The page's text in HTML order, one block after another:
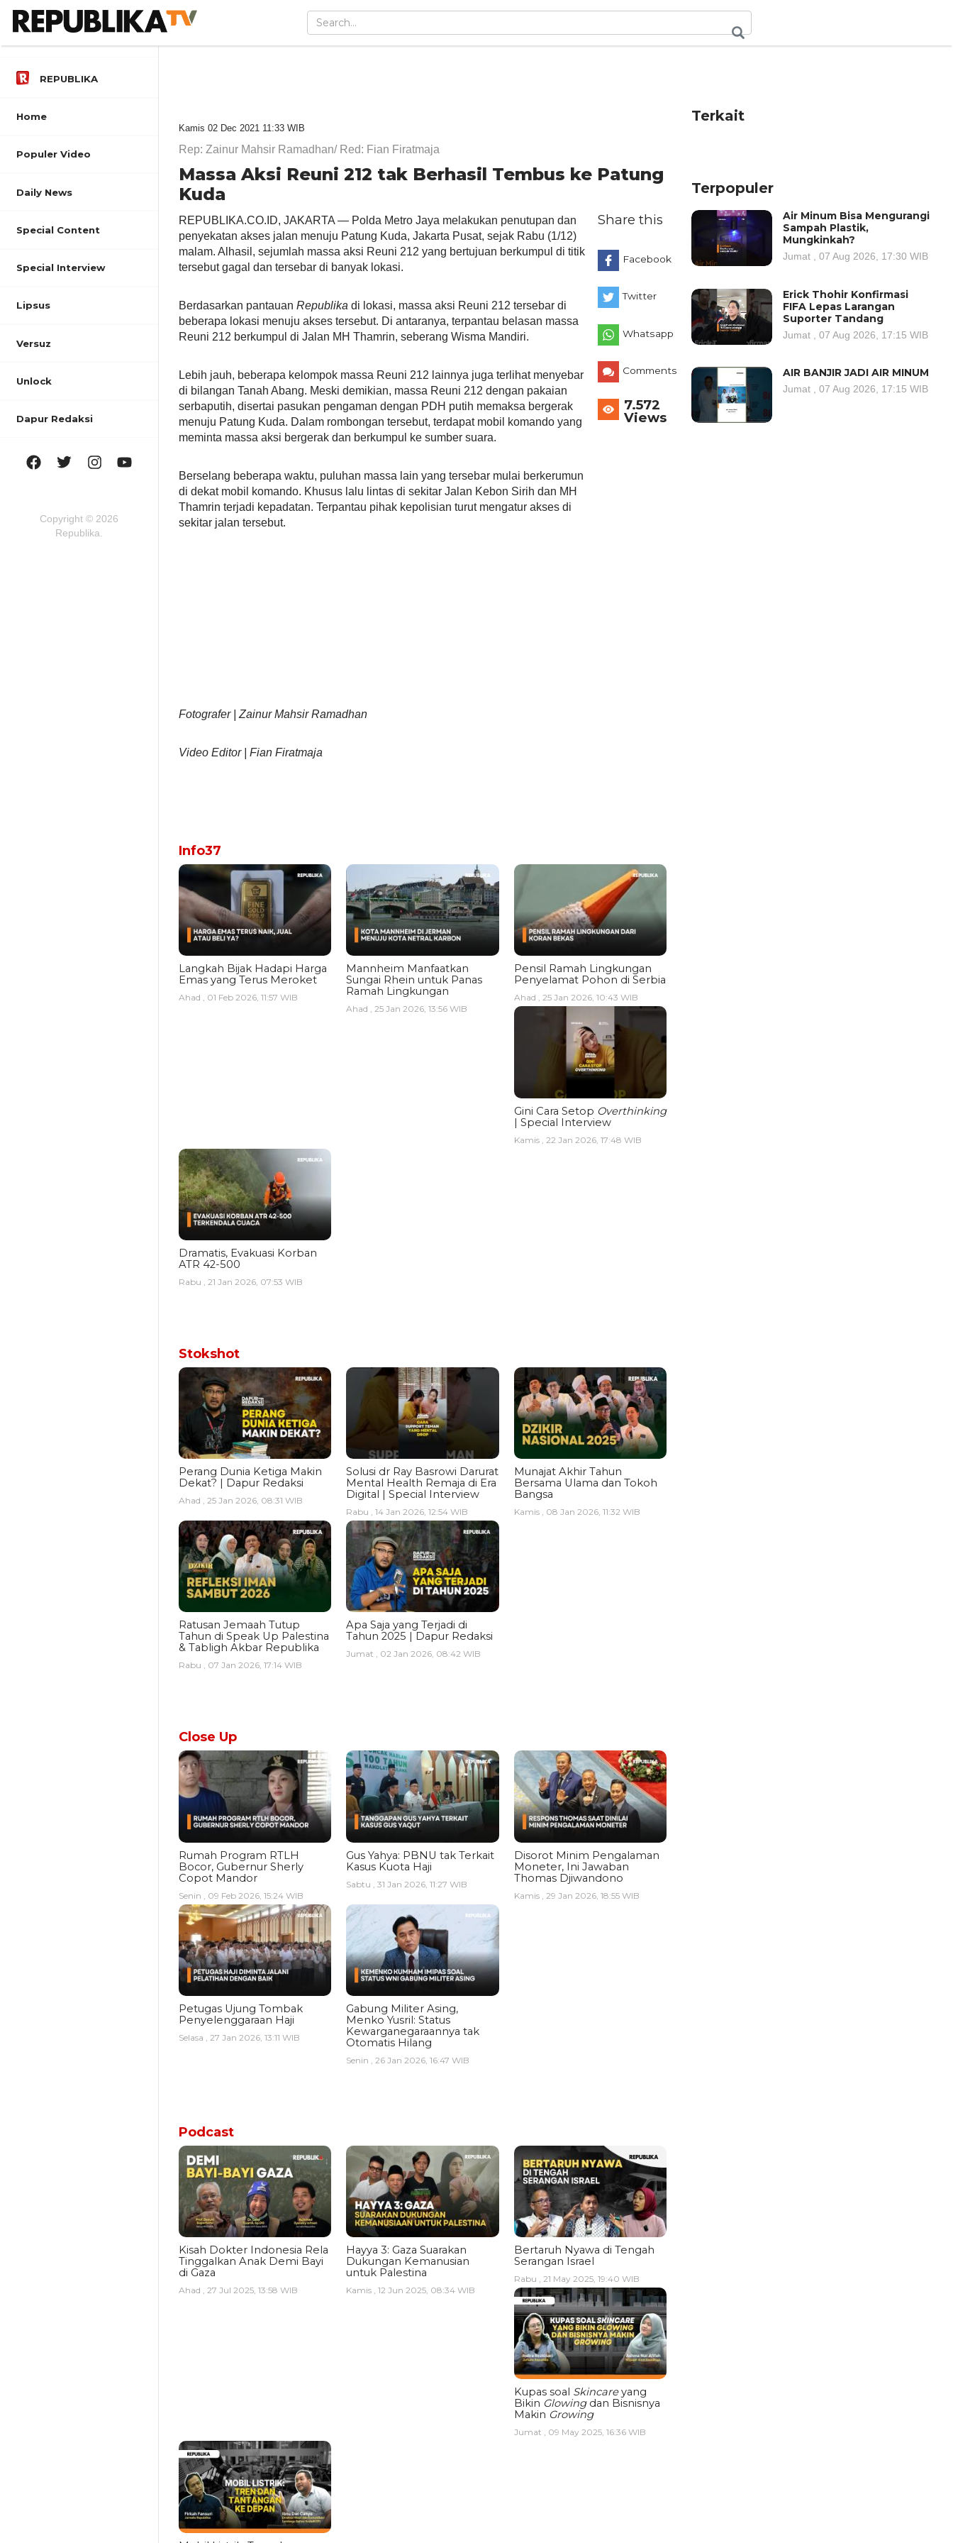
REPUBLIKA
Home
Populer Video
Daily News
Special Content
Special Interview
Lipsus
Versuz
Unlock
Dapur Redaksi
Copyright © 2026
Republika.
Kamis 02 Dec 2021 11:33 WIB
Rep: Zainur Mahsir Ramadhan/ Red: Fian Firatmaja
Massa Aksi Reuni 212 tak Berhasil Tembus ke Patung
Kuda
REPUBLIKA.CO.ID, JAKARTA — Polda Metro Jaya melakukan penutupan dan
penyekatan akses jalan menuju Patung Kuda, Jakarta Pusat, sejak Rabu (1/12)
malam. Alhasil, sejumlah massa aksi Reuni 212 yang bertujuan berkumpul di titik
tersebut gagal dan tersebar di banyak lokasi.
Berdasarkan pantauan Republika di lokasi, massa aksi Reuni 212 tersebar di
beberapa lokasi menuju akses tersebut. Di antaranya, terpantau belasan massa
Reuni 212 berkumpul di Jalan MH Thamrin, seberang Wisma Mandiri.
Lebih jauh, beberapa kelompok massa Reuni 212 lainnya juga terlihat menyebar
di bilangan Tanah Abang. Meski demikian, massa Reuni 212 dengan pakaian
serbaputih, disertai pasukan pengaman dengan PDH putih memaksa bergerak
menuju Patung Kuda. Dalam rombongan tersebut, terdapat mobil komando yang
meminta massa aksi bergerak dan berkumpul ke sumber suara.
Berselang beberapa waktu, puluhan massa lain yang tersebar mulai berkerumun
di dekat mobil komando. Khusus lalu lintas di sekitar Jalan Kebon Sirih dan MH
Thamrin terjadi kepadatan. Terpantau pihak kepolisian turut mengatur akses di
sekitar jalan tersebut.
Fotografer | Zainur Mahsir Ramadhan
Video Editor | Fian Firatmaja
Share this
Facebook
Twitter
Whatsapp
Comments
7.572
Views
Info37
Langkah Bijak Hadapi Harga
Emas yang Terus Meroket
Ahad , 01 Feb 2026, 11:57 WIB
Mannheim Manfaatkan
Sungai Rhein untuk Panas
Ramah Lingkungan
Ahad , 25 Jan 2026, 13:56 WIB
Pensil Ramah Lingkungan
Penyelamat Pohon di Serbia
Ahad , 25 Jan 2026, 10:43 WIB
Gini Cara Setop Overthinking
| Special Interview
Kamis , 22 Jan 2026, 17:48 WIB
Dramatis, Evakuasi Korban
ATR 42-500
Rabu , 21 Jan 2026, 07:53 WIB
Stokshot
Perang Dunia Ketiga Makin
Dekat? | Dapur Redaksi
Ahad , 25 Jan 2026, 08:31 WIB
Solusi dr Ray Basrowi Darurat
Mental Health Remaja di Era
Digital | Special Interview
Rabu , 14 Jan 2026, 12:54 WIB
Munajat Akhir Tahun
Bersama Ulama dan Tokoh
Bangsa
Kamis , 08 Jan 2026, 11:32 WIB
Ratusan Jemaah Tutup
Tahun di Speak Up Palestina
& Tabligh Akbar Republika
Rabu , 07 Jan 2026, 17:14 WIB
Apa Saja yang Terjadi di
Tahun 2025 | Dapur Redaksi
Jumat , 02 Jan 2026, 08:42 WIB
Close Up
Rumah Program RTLH
Bocor, Gubernur Sherly
Copot Mandor
Senin , 09 Feb 2026, 15:24 WIB
Gus Yahya: PBNU tak Terkait
Kasus Kuota Haji
Sabtu , 31 Jan 2026, 11:27 WIB
Disorot Minim Pengalaman
Moneter, Ini Jawaban
Thomas Djiwandono
Kamis , 29 Jan 2026, 18:55 WIB
Petugas Ujung Tombak
Penyelenggaraan Haji
Selasa , 27 Jan 2026, 13:11 WIB
Gabung Militer Asing,
Menko Yusril: Status
Kewarganegaraannya tak
Otomatis Hilang
Senin , 26 Jan 2026, 16:47 WIB
Podcast
Kisah Dokter Indonesia Rela
Tinggalkan Anak Demi Bayi
di Gaza
Ahad , 27 Jul 2025, 13:58 WIB
Hayya 3: Gaza Suarakan
Dukungan Kemanusian
untuk Palestina
Kamis , 12 Jun 2025, 08:34 WIB
Bertaruh Nyawa di Tengah
Serangan Israel
Rabu , 21 May 2025, 19:40 WIB
Kupas soal Skincareyang
Bikin Glowingdan Bisnisnya
Makin Growing
Jumat , 09 May 2025, 16:36 WIB
Terkait
Terpopuler
Air Minum Bisa Mengurangi
Sampah Plastik,
Mungkinkah?
Jumat , 07 Aug 2026, 17:30 WIB
Erick Thohir Konfirmasi
FIFA Lepas Larangan
Suporter Tandang
Jumat , 07 Aug 2026, 17:15 WIB
AIR BANJIR JADI AIR MINUM
Jumat , 07 Aug 2026, 17:15 WIB